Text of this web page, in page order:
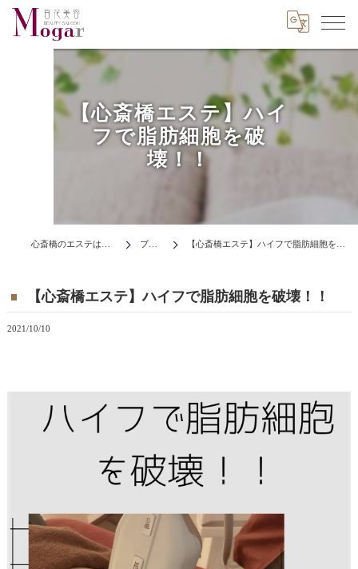
【心斎橋エステ】ハイ
フで脂肪細胞を破
壊！！
ブログ 【心斎橋エステ】ハイフで脂肪細胞を破壊！！
【心斎橋エステ】ハイフで脂肪細胞を破壊！！
2021/10/10